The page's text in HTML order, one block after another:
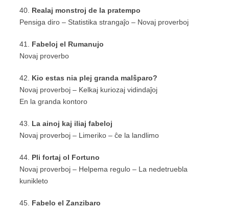
40. Realaj monstroj de la pratempo
Pensiga diro – Statistika strangaĵo – Novaj proverboj
41. Fabeloj el Rumanujo
Novaj proverbo
42. Kio estas nia plej granda malŝparo?
Novaj proverboj – Kelkaj kuriozaj vidindaĵoj
En la granda kontoro
43. La ainoj kaj iliaj fabeloj
Novaj proverboj – Limeriko – ĉe la landlimo
44. Pli fortaj ol Fortuno
Novaj proverboj – Helpema regulo – La nedetruebla
kunikleto
45. Fabelo el Zanzibaro